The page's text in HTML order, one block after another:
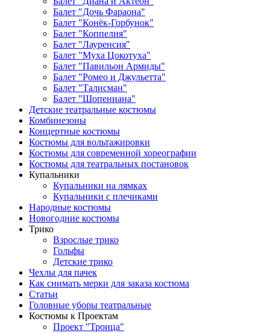
Балет "Дочь Фараона"
Балет "Конёк-Горбунок"
Балет "Коппелия"
Балет "Лауренсия"
Балет "Муха Цокотуха"
Балет "Павильон Армиды"
Балет "Ромео и Джульетта"
Балет "Талисман"
Балет "Шопениана"
Детские театральные костюмы
Комбинезоны
Концертные костюмы
Костюмы для вольтажировки
Костюмы для современной хореографии
Костюмы для театральных постановок
Купальники
Купальники на лямках
Купальники с плечиками
Народные костюмы
Новогодние костюмы
Трико
Взрослые трико
Гольфы
Детские трико
Чехлы для пачек
Как снимать мерки для заказа костюма
Статьи
Головные уборы театральные
Костюмы к Проектам
Проект "Троица"